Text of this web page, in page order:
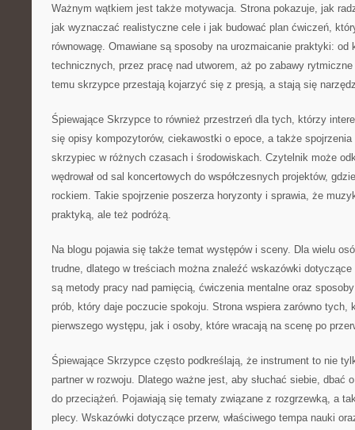
Ważnym wątkiem jest także motywacja. Strona pokazuje, jak
jak wyznaczać realistyczne cele i jak budować plan ćwiczeń,
równowagę. Omawiane są sposoby na urozmaicanie praktyki: od
technicznych, przez pracę nad utworem, aż po zabawy
temu skrzypce przestają kojarzyć się z presją, a stają się
Śpiewające Skrzypce to również przestrzeń dla tych, którzy
się opisy kompozytorów, ciekawostki o epoce, a także spojrzenia
skrzypiec w różnych czasach i środowiskach. Czytelnik może
wędrował od sal koncertowych do współczesnych projektów,
rockiem. Takie spojrzenie poszerza horyzonty i sprawia, że
praktyką, ale też podróżą.
Na blogu pojawia się także temat występów i sceny. Dla wielu
trudne, dlatego w treściach można znaleźć wskazówki dotyczące
są metody pracy nad pamięcią, ćwiczenia mentalne oraz
prób, który daje poczucie spokoju. Strona wspiera zarówno tych,
pierwszego występu, jak i osoby, które wracają na scenę po
Śpiewające Skrzypce często podkreślają, że instrument to nie
partner w rozwoju. Dlatego ważne jest, aby słuchać siebie, dbać
do przeciążeń. Pojawiają się tematy związane z rozgrzewką, a
plecy. Wskazówki dotyczące przerw, właściwego tempa nauki